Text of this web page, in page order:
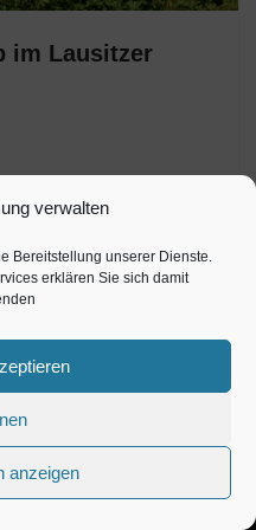
verwalten
Bereitstellung unserer Dienste.
erklären Sie sich damit
anzeigen
im Lausitzer
merkt schnell: Diese
Und vor allem…